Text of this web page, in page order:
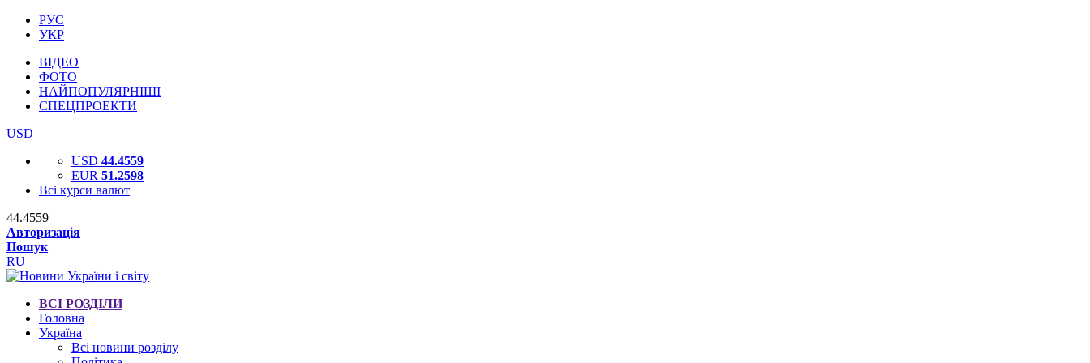
РУС
УКР
ВІДЕО
ФОТО
НАЙПОПУЛЯРНІШІ
СПЕЦПРОЕКТИ
USD
USD 44.4559
EUR 51.2598
Всі курси валют
44.4559
Авторизація
Пошук
RU
ВСІ РОЗДІЛИ
Головна
Україна
Всі новини розділу